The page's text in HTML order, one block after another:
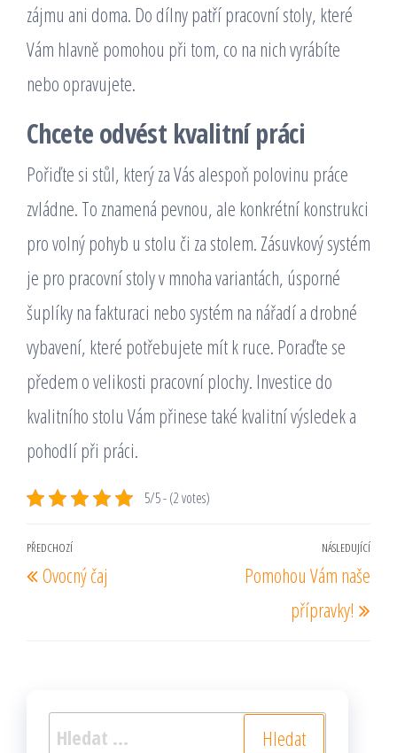
zájmu ani doma. Do dílny patří pracovní stoly, které
Vám hlavně pomohou při tom, co na nich vyrábíte
nebo opravujete.
Chcete odvést kvalitní práci
Pořiďte si stůl, který za Vás alespoň polovinu práce
zvládne. To znamená pevnou, ale konkrétní konstrukci
pro volný pohyb u stolu či za stolem. Zásuvkový systém
je pro pracovní stoly v mnoha variantách, úsporné
šuplíky na fakturaci nebo systém na nářadí a drobné
vybavení, které potřebujete mít k ruce. Poraďte se
předem o velikosti pracovní plochy. Investice do
kvalitního stolu Vám přinese také kvalitní výsledek a
pohodlí při práci.
5/5 - (2 votes)
Navigace
pro
Předchozí
příspěvek
PŘEDCHOZÍ
Ovocný čaj
NÁSLEDUJÍCÍ
Pomohou Vám naše
přípravky!
Vyhledávání